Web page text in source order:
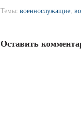
Темы: военнослужащие,
Оставить